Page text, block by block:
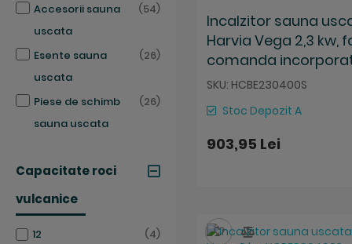
Incalzitor sauna
Harvia Vega 2,3 kw,
comanda
SKU: HCBE230400S
Stoc Depozit A
903,95 Lei
SalveazaCompara
Accesorii sauna
uscata
54
articole
Esente sauna
uscata
26
articole
Piese de schimb
sauna uscata
26
articole
Capacitate roci
vulcanice
12 4
articole